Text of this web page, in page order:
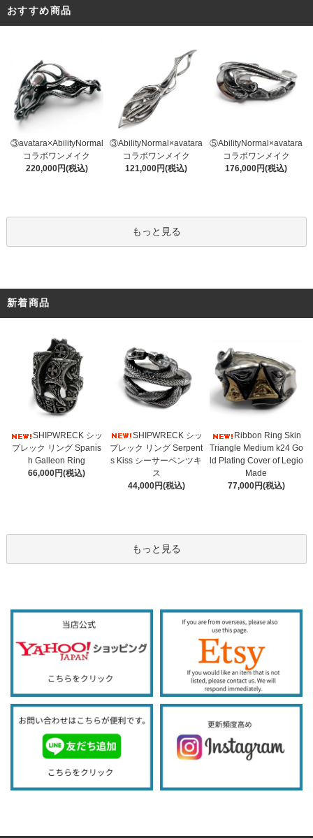
おすすめ商品
③avatara×AbilityNormal
コラボワンメイク
220,000円(税込)
③AbilityNormal×avatara
コラボワンメイク
121,000円(税込)
⑤AbilityNormal×avatara
コラボワンメイク
176,000円(税込)
もっと見る
新着商品
SHIPWRECK シッ
プレック リング Spanis
h Galleon Ring
66,000円(税込)
SHIPWRECK シッ
プレック リング Serpent
s Kiss シーサーペンツキ
ス
44,000円(税込)
Ribbon Ring Skin
Triangle Medium k24 Go
ld Plating Cover of Legio
Made
77,000円(税込)
もっと見る